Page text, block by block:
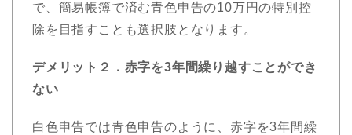
で、簡易帳簿で済む青色申告の10万円の特別控
除を目指すことも選択肢となります。
デメリット２．赤字を3年間繰り越すことができ
ない
白色申告では青色申告のように、赤字を3年間繰